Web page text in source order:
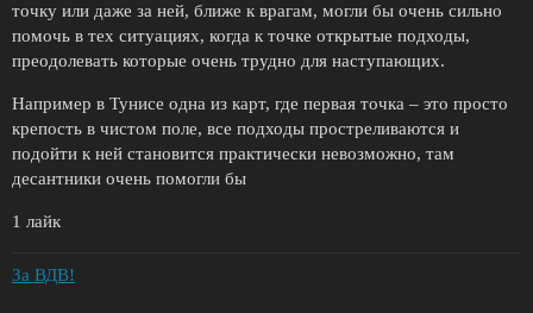
точку или даже за ней, ближе к врагам, могли бы очень сильно
помочь в тех ситуациях, когда к точке открытые подходы,
преодолевать которые очень трудно для наступающих.
Например в Тунисе одна из карт, где первая точка – это просто
крепость в чистом поле, все подходы простреливаются и
подойти к ней становится практически невозможно, там
десантники очень помогли бы
1 лайк
За ВДВ!